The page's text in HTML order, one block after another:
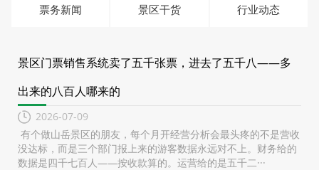
票务新闻 景区干货 行业动态
景区门票销售系统卖了五千张票，进去了五千八——多
出来的八百人哪来的
2026-07-09
有个做山岳景区的朋友，每个月开经营分析会最头疼的不是营收
没达标，而是三个部门报上来的游客数据永远对不上。财务给的
数据是四千七百人——按收款算的。运营给的是五千二···